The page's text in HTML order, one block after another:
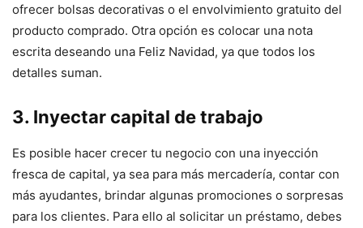
ofrecer bolsas decorativas o el envolvimiento gratuito del
producto comprado. Otra opción es colocar una nota
escrita deseando una Feliz Navidad, ya que todos los
detalles suman.
3. Inyectar capital de trabajo
Es posible hacer crecer tu negocio con una inyección
fresca de capital, ya sea para más mercadería, contar con
más ayudantes, brindar algunas promociones o sorpresas
para los clientes. Para ello al solicitar un préstamo, debes